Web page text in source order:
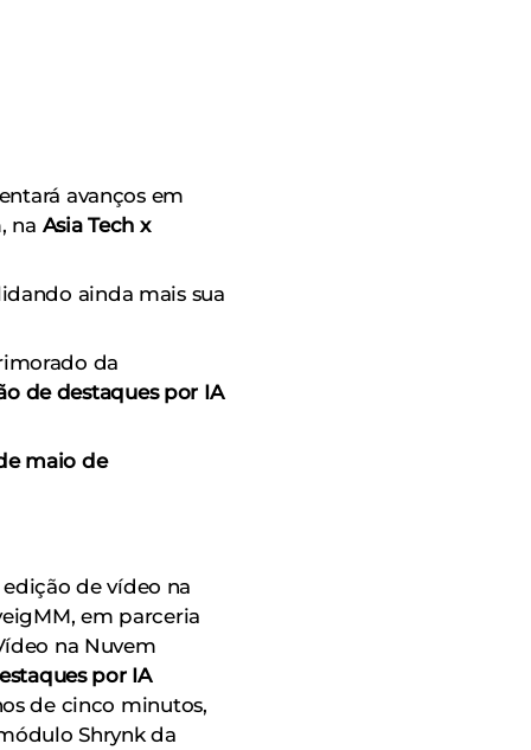
avanços em
na Asia Tech x
ainda mais sua
da
de destaques por IA
maio de
de vídeo na
em parceria
na Nuvem
por IA
de cinco minutos,
Shrynk da